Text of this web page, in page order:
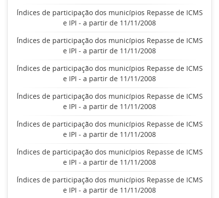
Índices de participação dos municípios Repasse de ICMS
e IPI - a partir de 11/11/2008
Índices de participação dos municípios Repasse de ICMS
e IPI - a partir de 11/11/2008
Índices de participação dos municípios Repasse de ICMS
e IPI - a partir de 11/11/2008
Índices de participação dos municípios Repasse de ICMS
e IPI - a partir de 11/11/2008
Índices de participação dos municípios Repasse de ICMS
e IPI - a partir de 11/11/2008
Índices de participação dos municípios Repasse de ICMS
e IPI - a partir de 11/11/2008
Índices de participação dos municípios Repasse de ICMS
e IPI - a partir de 11/11/2008